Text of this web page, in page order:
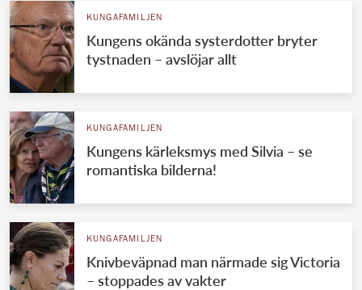
KUNGAFAMILJEN
Kungens okända systerdotter bryter
tystnaden – avslöjar allt
KUNGAFAMILJEN
Kungens kärleksmys med Silvia – se
romantiska bilderna!
KUNGAFAMILJEN
Knivbeväpnad man närmade sig Victoria
– stoppades av vakter